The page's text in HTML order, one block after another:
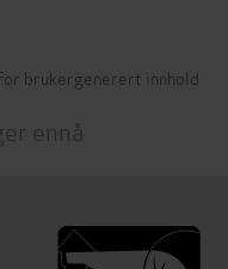
brukergenerert innhold
ennå